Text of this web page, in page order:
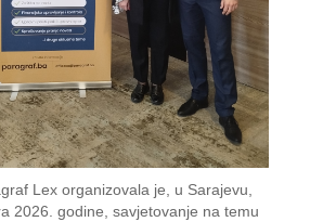
Lex organizovala je, u Sarajevu,
2026. godine, savjetovanje na temu